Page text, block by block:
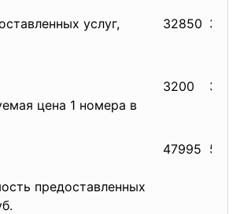
услуг,
цена 1 номера в
предоставленных
32850
3200
47995
3520